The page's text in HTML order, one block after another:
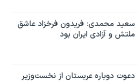
سعید محمدی: فریدون فرخزاد عاشق
ملتش و آزادی ایران بود
دعوت دوباره عربستان از نخست‌وزیر